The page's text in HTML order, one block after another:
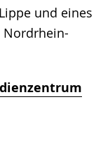
und eines
Nordrhein-